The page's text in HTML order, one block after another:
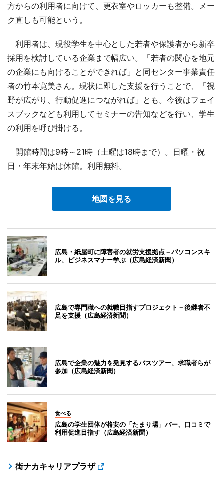
方からの利用者に向けて、更衣室やロッカーも整備。メー
ク直しも可能という。
利用者は、現役学生を中心とした若者や保護者から新卒
採用を検討している企業まで幅広い。「若者の関心を地元
の企業にも向けることができれば」と同センター事業責任
者の竹本寛美さん。現状に即した支援を行うことで、「視
野が広がり、行動促進につながれば」とも。今後はフェイ
スブックなども利用してセミナーの告知などを行い、学生
の利用を呼び掛ける。
開館時間は9時～21時（土曜は18時まで）。日曜・祝
日・年末年始は休館。利用無料。
地図を見る
広島・紙屋町に障害者の就労支援拠点－パソコンスキ
ル、ビジネスマナー学ぶ（広島経済新聞）
広島で専門職への就職目指すプロジェクト－後継者不
足を支援（広島経済新聞）
広島で企業の魅力を発見するバスツアー、求職者らが
参加（広島経済新聞）
食べる
広島の学生団体が格安の「たまり場」バー、口コミで
利用促進目指す（広島経済新聞）
街ナカキャリアプラザ